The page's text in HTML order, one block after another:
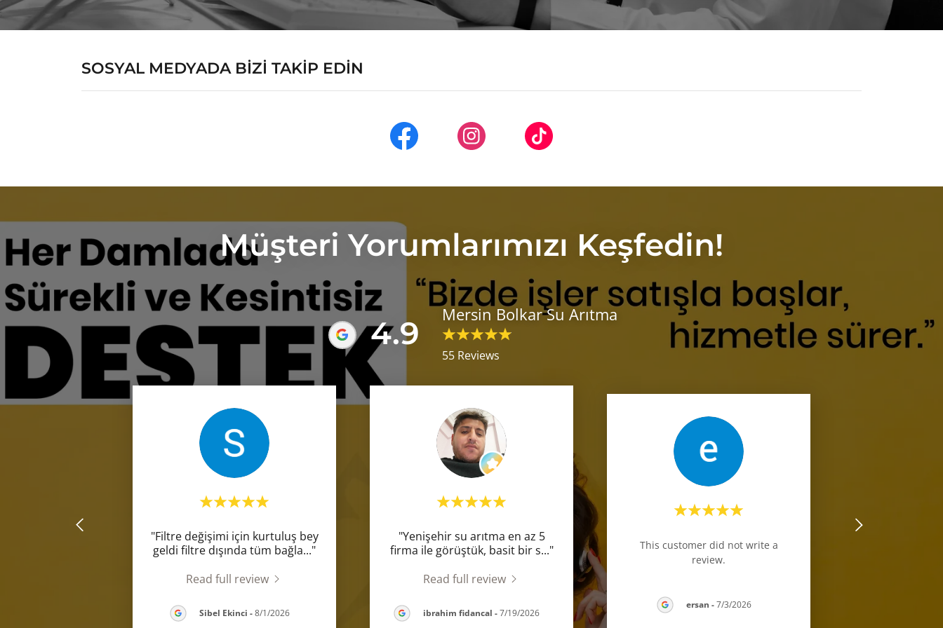
SOSYAL MEDYADA BİZİ TAKİP EDİN
Müşteri Yorumlarımızı Keşfedin!
4.9 Mersin Bolkar Su Arıtma
55 Reviews
"Filtre değişimi için kurtuluş bey
geldi filtre dışında tüm bağla..."
Read full review
Sibel Ekinci -8/1/2026
"Yenişehir su arıtma en az 5
firma ile görüştük, basit bir s..."
Read full review
ibrahim fidancal -7/19/2026
This customer did not write a
review.
ersan -7/3/2026